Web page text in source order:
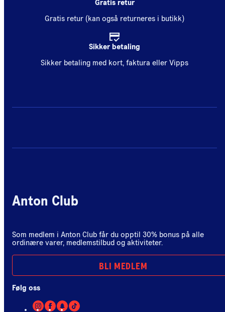
Gratis retur
Gratis retur (kan også returneres i butikk)
Sikker betaling
Sikker betaling med kort, faktura eller Vipps
Anton Club
Som medlem i Anton Club får du opptil 30% bonus på alle
ordinære varer, medlemstilbud og aktiviteter.
BLI MEDLEM
Følg oss